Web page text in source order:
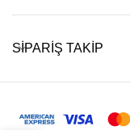
SIPARIŞ TAKIP